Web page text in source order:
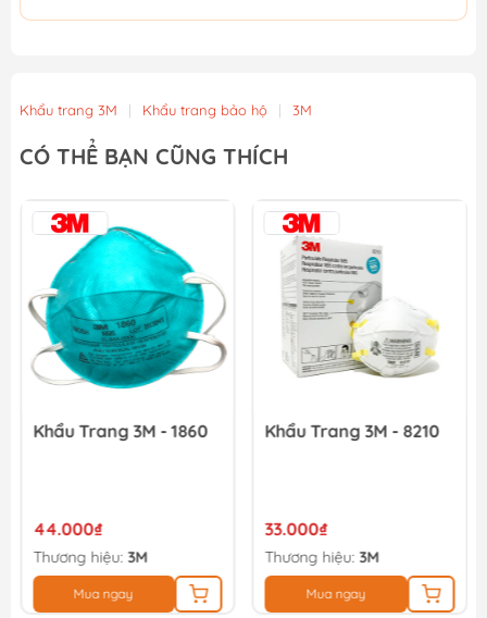
Khẩu trang 3M | Khẩu trang bảo hộ | 3M
CÓ THỂ BẠN CŨNG THÍCH
Khẩu Trang 3M - 1860
44.000₫
Thương hiệu: 3M
Mua ngay
Khẩu Trang 3M - 8210
33.000₫
Thương hiệu:3M
Mua ngay